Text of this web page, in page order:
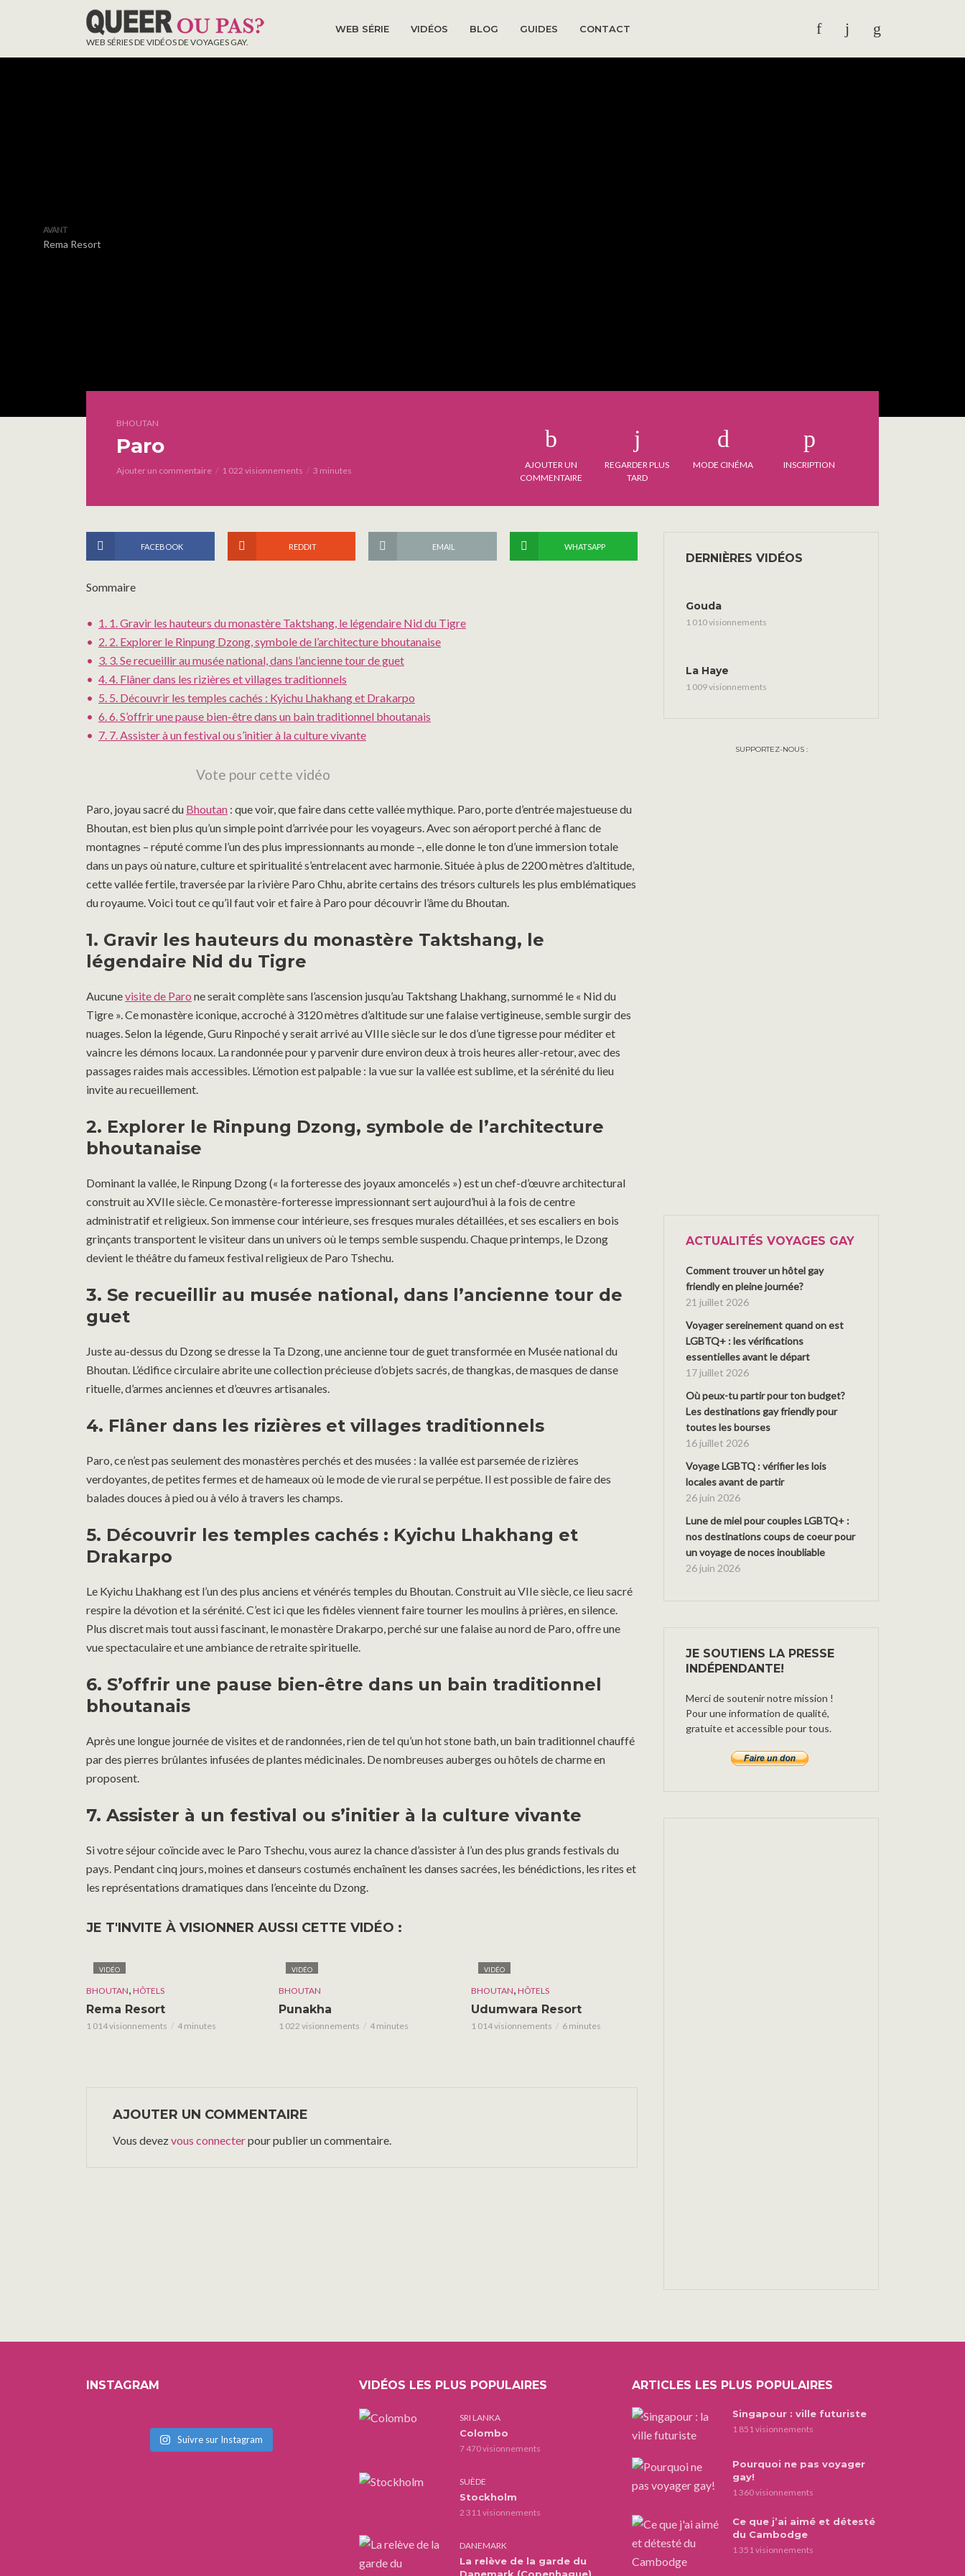
WEB SÉRIES DE VIDÉOS DE VOYAGES GAY.
WEB SÉRIE VIDÉOS BLOG GUIDES CONTACT
AVANT
Rema Resort
BHOUTAN
Paro
Ajouter un commentaire 1 022 visionnements 3 minutes
AJOUTER UN
COMMENTAIRE
REGARDER PLUS
TARD
MODE CINÉMA INSCRIPTION
FACEBOOK REDDIT EMAIL WHATSAPP
Sommaire
1. 1. Gravir les hauteurs du monastère Taktshang, le légendaire Nid du Tigre
2. 2. Explorer le Rinpung Dzong, symbole de l’architecture bhoutanaise
3. 3. Se recueillir au musée national, dans l’ancienne tour de guet
4.4. Flâner dans les rizières et villages traditionnels
5. 5. Découvrir les temples cachés : Kyichu Lhakhang et Drakarpo
6.6. S’offrir une pause bien-être dans un bain traditionnel bhoutanais
7. 7. Assister à un festival ou s’initier à la culture vivante
Vote pour cette vidéo
Paro, joyau sacré du Bhoutan : que voir, que faire dans cette vallée mythique. Paro, porte d’entrée majestueuse du
Bhoutan, est bien plus qu’un simple point d’arrivée pour les voyageurs. Avec son aéroport perché à flanc de
montagnes – réputé comme l’un des plus impressionnants au monde –, elle donne le ton d’une immersion totale
dans un pays où nature, culture et spiritualité s’entrelacent avec harmonie. Située à plus de 2200 mètres d’altitude,
cette vallée fertile, traversée par la rivière Paro Chhu, abrite certains des trésors culturels les plus emblématiques
du royaume. Voici tout ce qu’il faut voir et faire à Paro pour découvrir l’âme du Bhoutan.
1. Gravir les hauteurs du monastère Taktshang, le
légendaire Nid du Tigre
Aucunevisite de Paro ne serait complète sans l’ascension jusqu’au Taktshang Lhakhang, surnommé le « Nid du
Tigre ». Ce monastère iconique, accroché à 3120 mètres d’altitude sur une falaise vertigineuse, semble surgir des
nuages. Selon la légende, Guru Rinpoché y serait arrivé au VIIIe siècle sur le dos d’une tigresse pour méditer et
vaincre les démons locaux. La randonnée pour y parvenir dure environ deux à trois heures aller-retour, avec des
passages raides mais accessibles. L’émotion est palpable : la vue sur la vallée est sublime, et la sérénité du lieu
invite au recueillement.
2. Explorer le Rinpung Dzong, symbole de l’architecture
bhoutanaise
Dominant la vallée, le Rinpung Dzong (« la forteresse des joyaux amoncelés ») est un chef-d’œuvre architectural
construit au XVIIe siècle. Ce monastère-forteresse impressionnant sert aujourd’hui à la fois de centre
administratif et religieux. Son immense cour intérieure, ses fresques murales détaillées, et ses escaliers en bois
grinçants transportent le visiteur dans un univers où le temps semble suspendu. Chaque printemps, le Dzong
devient le théâtre du fameux festival religieux de Paro Tshechu.
3. Se recueillir au musée national, dans l’ancienne tour de
guet
Juste au-dessus du Dzong se dresse la Ta Dzong, une ancienne tour de guet transformée en Musée national du
Bhoutan. L’édifice circulaire abrite une collection précieuse d’objets sacrés, de thangkas, de masques de danse
rituelle, d’armes anciennes et d’œuvres artisanales.
4. Flâner dans les rizières et villages traditionnels
Paro, ce n’est pas seulement des monastères perchés et des musées : la vallée est parsemée de rizières
verdoyantes, de petites fermes et de hameaux où le mode de vie rural se perpétue. Il est possible de faire des
balades douces à pied ou à vélo à travers les champs.
5. Découvrir les temples cachés : Kyichu Lhakhang et
Drakarpo
Le Kyichu Lhakhang est l’un des plus anciens et vénérés temples du Bhoutan. Construit au VIIe siècle, ce lieu sacré
respire la dévotion et la sérénité. C’est ici que les fidèles viennent faire tourner les moulins à prières, en silence.
Plus discret mais tout aussi fascinant, le monastère Drakarpo, perché sur une falaise au nord de Paro, offre une
vue spectaculaire et une ambiance de retraite spirituelle.
6. S’offrir une pause bien-être dans un bain traditionnel
bhoutanais
Après une longue journée de visites et de randonnées, rien de tel qu’un hot stone bath, un bain traditionnel chauffé
par des pierres brûlantes infusées de plantes médicinales. De nombreuses auberges ou hôtels de charme en
proposent.
7. Assister à un festival ou s’initier à la culture vivante
Si votre séjour coïncide avec le Paro Tshechu, vous aurez la chance d’assister à l’un des plus grands festivals du
pays. Pendant cinq jours, moines et danseurs costumés enchaînent les danses sacrées, les bénédictions, les rites et
les représentations dramatiques dans l’enceinte du Dzong.
JE T'INVITE À VISIONNER AUSSI CETTE VIDÉO :
VIDÉO
BHOUTAN, HÔTELS
Rema Resort
1 014 visionnements 4 minutes
VIDÉO
BHOUTAN
Punakha
1 022 visionnements 4 minutes
VIDÉO
BHOUTAN, HÔTELS
Udumwara Resort
1 014 visionnements 6 minutes
AJOUTER UN COMMENTAIRE
Vous devezvous connecterpour publier un commentaire.
DERNIÈRES VIDÉOS
Gouda
1 010 visionnements
La Haye
1 009 visionnements
SUPPORTEZ-NOUS :
ACTUALITÉS VOYAGES GAY
Comment trouver un hôtel gay
friendly en pleine journée?
21 juillet 2026
Voyager sereinement quand on est
LGBTQ+ : les vérifications
essentielles avant le départ
17 juillet 2026
Où peux-tu partir pour ton budget?
Les destinations gay friendly pour
toutes les bourses
16 juillet 2026
Voyage LGBTQ : vérifier les lois
locales avant de partir
26 juin 2026
Lune de miel pour couples LGBTQ+ :
nos destinations coups de coeur pour
un voyage de noces inoubliable
26 juin 2026
JE SOUTIENS LA PRESSE
INDÉPENDANTE!
Merci de soutenir notre mission !
Pour une information de qualité,
gratuite et accessible pour tous.
INSTAGRAM
Suivre sur Instagram
VIDÉOS LES PLUS POPULAIRES
SRI LANKA
Colombo
7 470 visionnements
SUÈDE
Stockholm
2 311 visionnements
DANEMARK
La relève de la garde du
ARTICLES LES PLUS POPULAIRES
Singapour : ville futuriste
1 851 visionnements
Pourquoi ne pas voyager
gay!
1 360 visionnements
Ce que j’ai aimé et détesté
du Cambodge
1 351 visionnements